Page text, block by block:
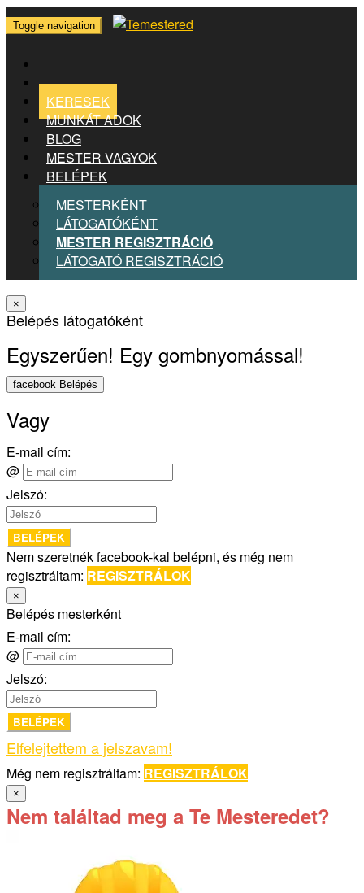
Toggle navigation
KERESEK
MUNKÁT ADOK
BLOG
MESTER VAGYOK
BELÉPEK
MESTERKÉNT
LÁTOGATÓKÉNT
MESTER REGISZTRÁCIÓ
LÁTOGATÓ REGISZTRÁCIÓ
×
Belépés látogatóként
Egyszerűen! Egy gombnyomással!
facebook Belépés
Vagy
E-mail cím:
@
Jelszó:
BELÉPEK
Nem szeretnék facebook-kal belépni, és még nem
regisztráltam: REGISZTRÁLOK
×
Belépés mesterként
E-mail cím:
@
Jelszó:
BELÉPEK
Elfelejtettem a jelszavam!
Még nem regisztráltam: REGISZTRÁLOK
×
Nem találtad meg a Te Mesteredet?